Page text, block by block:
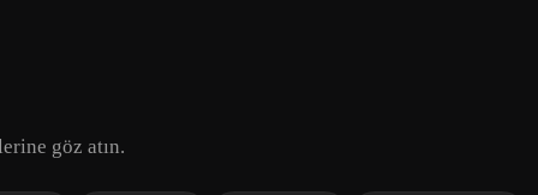
göz atın.